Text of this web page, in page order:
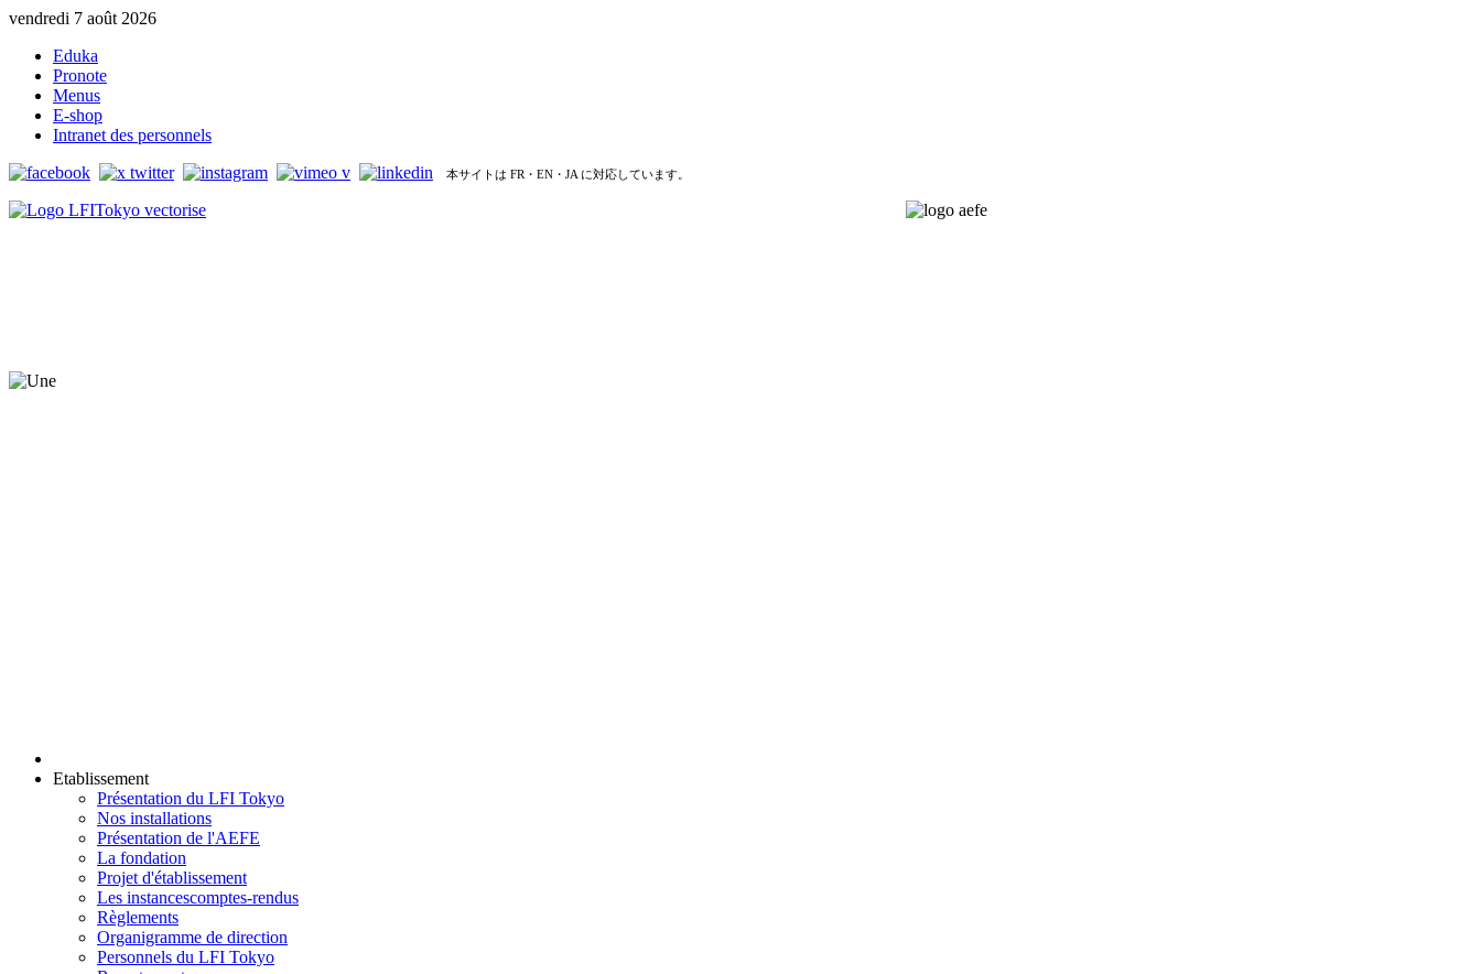
vendredi 7 août 2026
Eduka
Pronote
Menus
E-shop
Intranet des personnels
本サイトは FR・EN・JA に対応しています。
Etablissement
Présentation du LFI Tokyo
Nos installations
Présentation de l'AEFE
La fondation
Projet d'établissement
Les instancescomptes-rendus
Règlements
Organigramme de direction
Personnels du LFI Tokyo